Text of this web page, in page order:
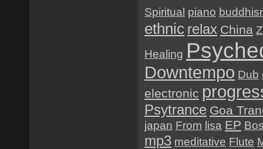
Spiritual piano
ethnic relax China
Healing
Downtempo Dub
electronic
Psytrance Goa
japan From lisa EP
mp3 meditative Flute